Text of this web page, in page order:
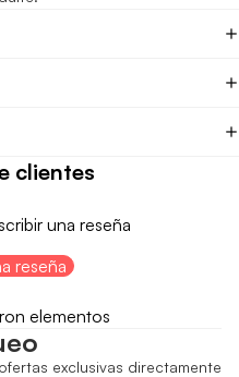
clientes
una reseña
reseña
elementos
exclusivas directamente